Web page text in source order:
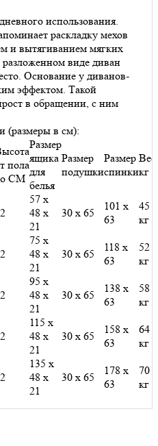
использования.
раскладку мехов
и вытягиванием мягких
виде диван
Основание у диванов-
эффектом. Такой
в обращении, с ним
(размеры в см):
пола
СМ
Размер
ящика
для
белья
Размер
подушки
Размер
спинки
Вес,
кг
57 х
48 х
21
30 х 65
101 х
63
45
кг
75 х
48 х
21
30 х 65
118 х
63
52
кг
95 х
48 х
21
30 х 65
138 х
63
58
кг
115 х
48 х
21
30 х 65
158 х
63
64
кг
135 х
48 х
21
30 х 65
178 х
63
70
кг